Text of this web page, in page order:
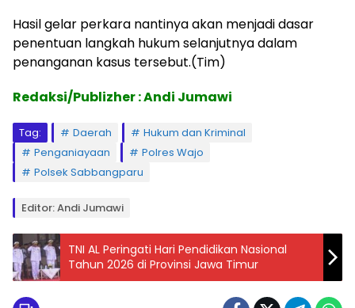
Hasil gelar perkara nantinya akan menjadi dasar
penentuan langkah hukum selanjutnya dalam
penanganan kasus tersebut.(Tim)
Redaksi/Publizher : Andi Jumawi
Tag: Daerah
Hukum dan Kriminal
Penganiayaan
Polres Wajo
Polsek Sabbangparu
Editor: Andi Jumawi
TNI AL Peringati Hari Pendidikan Nasional
Tahun 2026 di Provinsi Jawa Timur